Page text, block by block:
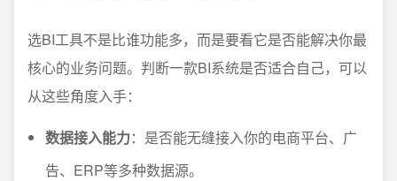
选BI工具不是比谁功能多，而是要看它是否能解决你最
核心的业务问题。判断一款BI系统是否适合自己，可以
从这些角度入手：
数据接入能力：是否能无缝接入你的电商平台、广
告、ERP等多种数据源。